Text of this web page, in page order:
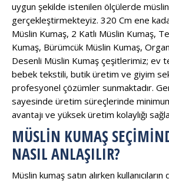
uygun şekilde istenilen ölçülerde
gerçekleştirmekteyiz. 320 Cm ene
Müslin Kumaş, 2 Katlı Müslin Kumaş,
Kumaş, Bürümcük Müslin Kumaş,
Desenli Müslin Kumaş çeşitlerimiz; ev
bebek tekstili, butik üretim ve giyim
profesyonel çözümler sunmaktadır.
sayesinde üretim süreçlerinde
avantajı ve yüksek üretim kolaylığı
MÜSLIN KUMAŞ
NASIL ANLAŞILIR?
Müslin kumaş satın alırken